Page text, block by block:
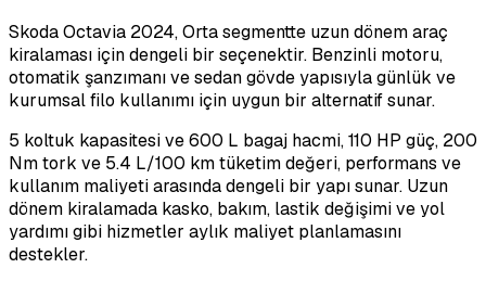
Skoda Octavia 2024, Orta segmentte uzun dönem araç
kiralaması için dengeli bir seçenektir. Benzinli motoru,
otomatik şanzımanı ve sedan gövde yapısıyla günlük ve
kurumsal filo kullanımı için uygun bir alternatif sunar.
5 koltuk kapasitesi ve 600 L bagaj hacmi, 110 HP güç, 200
Nm tork ve 5.4 L/100 km tüketim değeri, performans ve
kullanım maliyeti arasında dengeli bir yapı sunar. Uzun
dönem kiralamada kasko, bakım, lastik değişimi ve yol
yardımı gibi hizmetler aylık maliyet planlamasını
destekler.